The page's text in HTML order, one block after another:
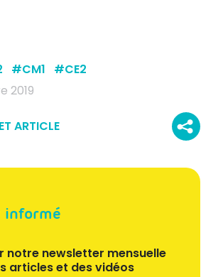
informé
notre newsletter mensuelle
articles et des vidéos
#CM1 #CE2
2019
ARTICLE